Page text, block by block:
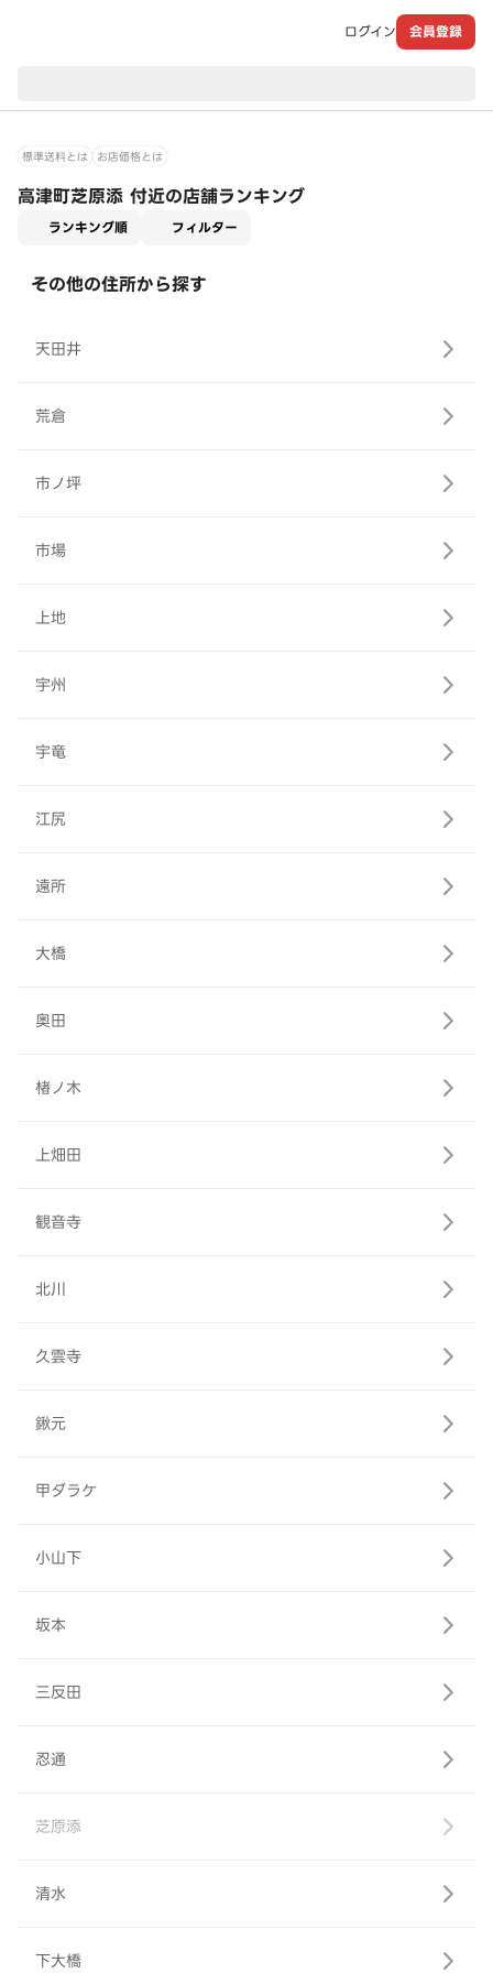
ログイン 会員登録
標準送料とは お店価格とは
高津町芝原添 付近の店舗ランキング
ランキング順 フィルター
その他の住所から探す
天田井
荒倉
市ノ坪
市場
上地
宇州
宇竜
江尻
遠所
大橋
奥田
楮ノ木
上畑田
観音寺
北川
久雲寺
鍬元
甲ダラケ
小山下
坂本
三反田
忍通
芝原添
清水
下大橋